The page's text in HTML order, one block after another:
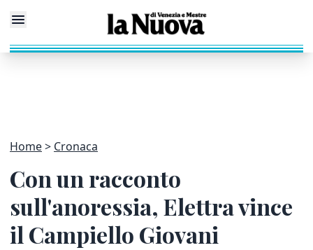
Home Cronaca
Con un racconto
sull'anoressia, Elettra vince
il Campiello Giovani